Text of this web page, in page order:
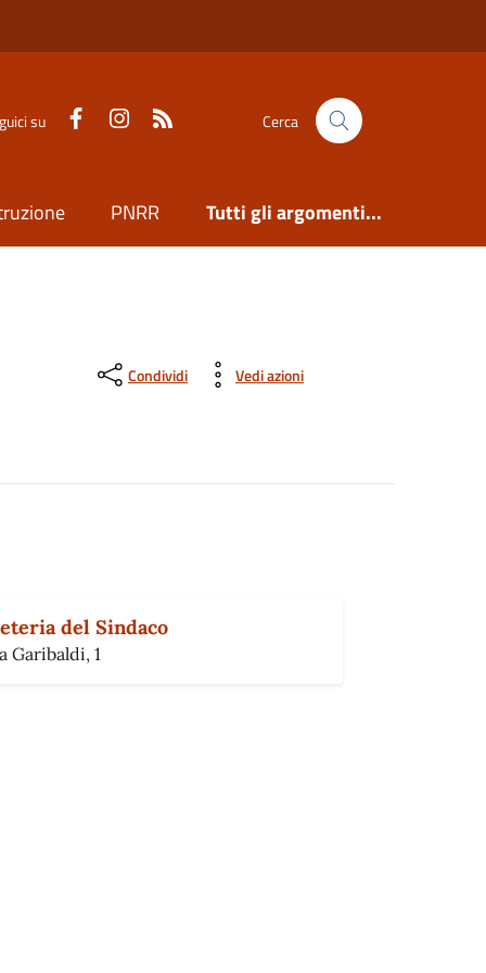
su FacebookInstagram Cerca
PNRR Tutti gli argomenti...
Condividi Vedi azioni
del Sindaco
Garibaldi, 1